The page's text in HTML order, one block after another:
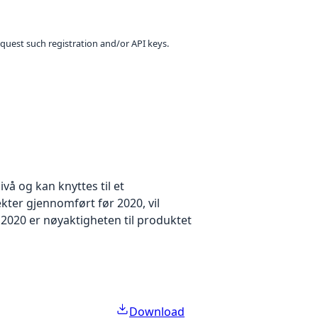
such registration and/or API keys.
og kan knyttes til et
gjennomført før 2020, vil
er nøyaktigheten til produktet
Download